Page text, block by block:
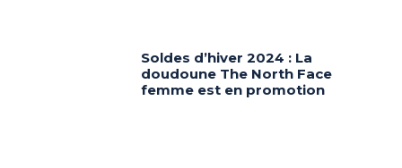
Soldes d’hiver 2024 : La
doudoune The North Face
femme est en promotion